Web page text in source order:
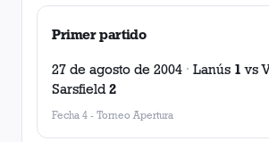
Primer partido
27 de agosto de 2004 · Lanús 1 vs
Sarsfield 2
Fecha 4 - Torneo Apertura